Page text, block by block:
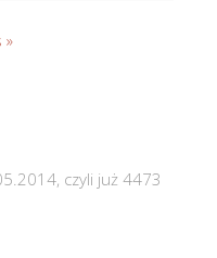
»
czyli już 4473